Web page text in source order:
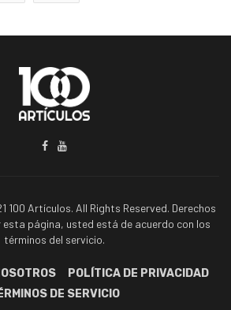
Artículos. All Rights Reserved. Derechos
página, usted está de acuerdo con los
términos del servicio.
POLÍTICA DE PRIVACIDAD
DE SERVICIO